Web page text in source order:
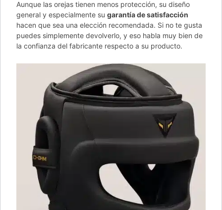
Aunque las orejas tienen menos protección, su diseño
general y especialmente su garantía de satisfacción
hacen que sea una elección recomendada. Si no te gusta
puedes simplemente devolverlo, y eso habla muy bien de
la confianza del fabricante respecto a su producto.